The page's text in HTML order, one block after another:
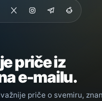
priče iz
e-mailu.
priče o svemiru,